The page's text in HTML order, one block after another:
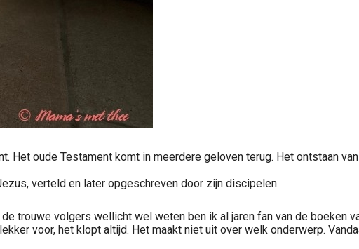
oude Testament komt in meerdere geloven terug. Het ontstaan
verteld en later opgeschreven door zijn discipelen.
trouwe volgers wellicht wel weten ben ik al jaren fan van de boeken
voor, het klopt altijd. Het maakt niet uit over welk onderwerp.